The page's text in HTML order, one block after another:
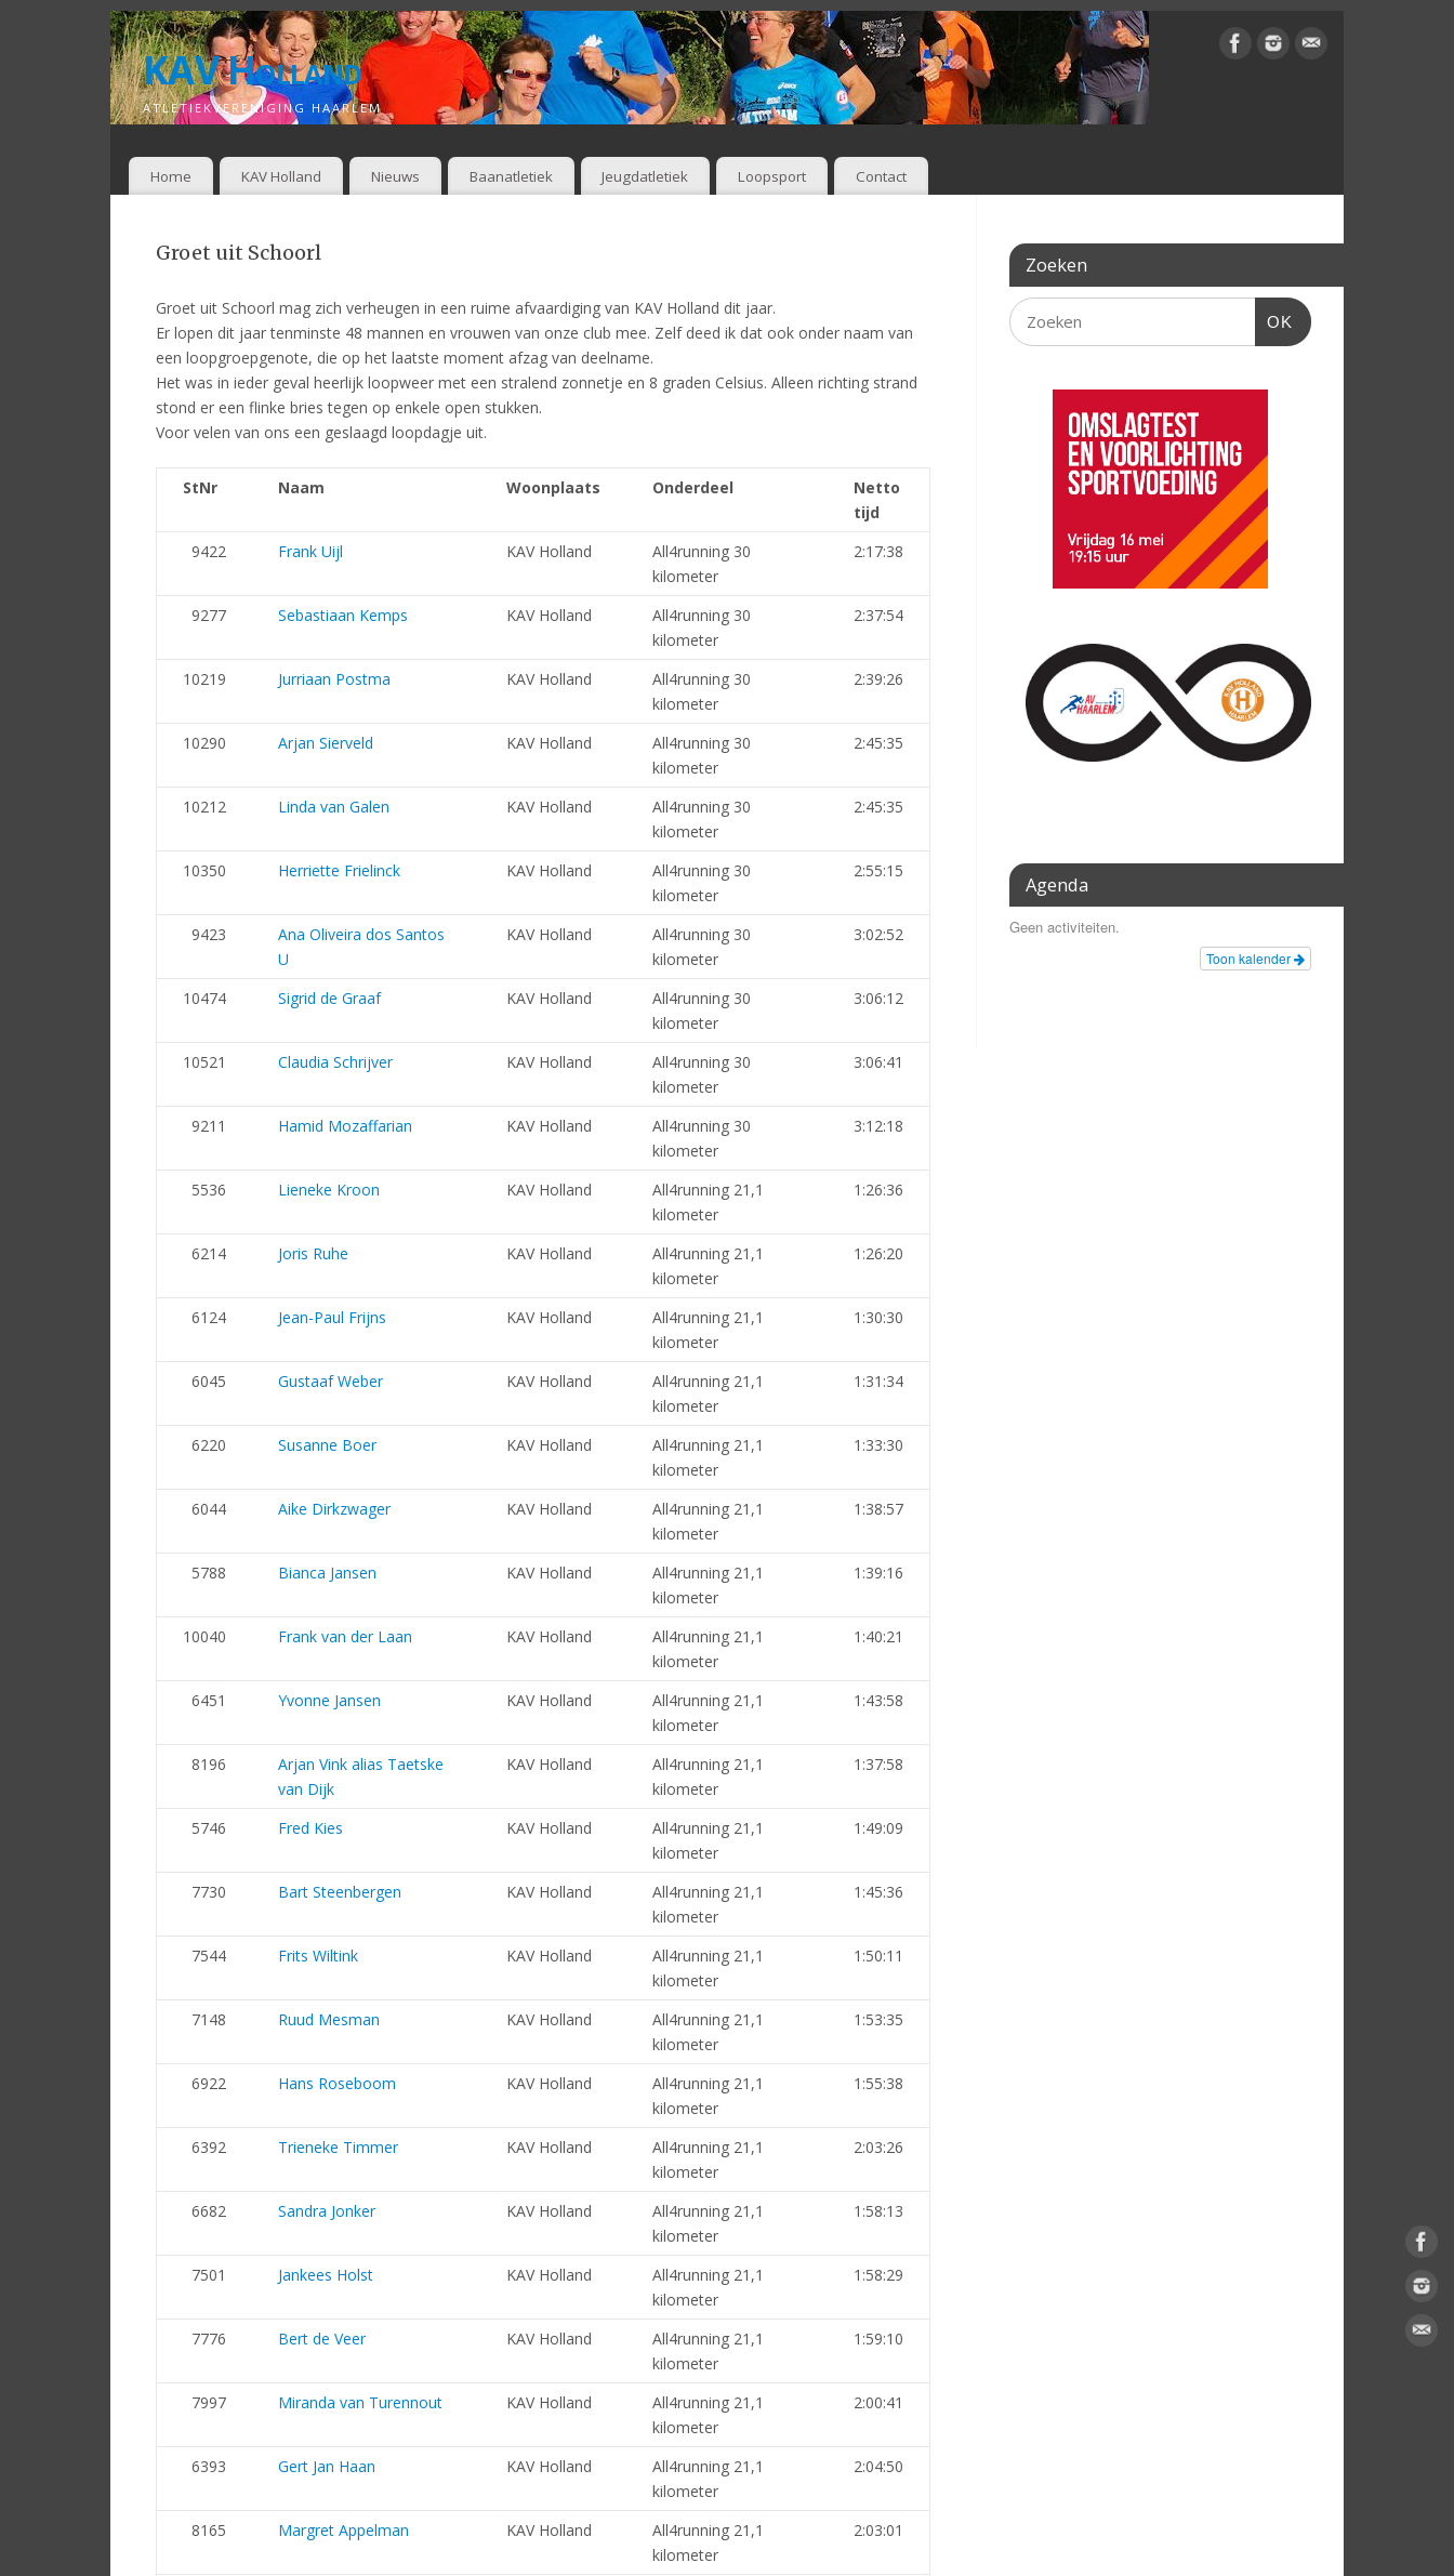
KAV Holland
ATLETIEKVERENIGING HAARLEM
Home KAV Holland Nieuws Baanatletiek Jeugdatletiek Loopsport Contact
Groet uit Schoorl
Groet uit Schoorl mag zich verheugen in een ruime afvaardiging van KAV Holland dit jaar.
Er lopen dit jaar tenminste 48 mannen en vrouwen van onze club mee. Zelf deed ik dat ook onder naam van
een loopgroepgenote, die op het laatste moment afzag van deelname.
Het was in ieder geval heerlijk loopweer met een stralend zonnetje en 8 graden Celsius. Alleen richting strand
stond er een flinke bries tegen op enkele open stukken.
Voor velen van ons een geslaagd loopdagje uit.
StNr Naam Woonplaats Onderdeel
Netto
tijd
9422
Frank Uijl KAV Holland
All4running 30
kilometer
2:17:38
9277 Sebastiaan Kemps KAV Holland
All4running 30
kilometer
2:37:54
10219 Jurriaan Postma KAV Holland
All4running 30
kilometer
2:39:26
10290 Arjan Sierveld KAV Holland
All4running 30
kilometer
2:45:35
10212 Linda van Galen KAV Holland
All4running 30
kilometer
2:45:35
10350 Herriette Frielinck KAV Holland
All4running 30
kilometer
2:55:15
9423
Ana Oliveira dos Santos
U
KAV Holland
All4running 30
kilometer
3:02:52
10474 Sigrid de Graaf KAV Holland
All4running 30
kilometer
3:06:12
10521 Claudia Schrijver KAV Holland
All4running 30
kilometer
3:06:41
9211 Hamid Mozaffarian KAV Holland
All4running 30
kilometer
3:12:18
5536 Lieneke Kroon KAV Holland
All4running 21,1
kilometer
1:26:36
6214 Joris Ruhe KAV Holland
All4running 21,1
kilometer
1:26:20
6124 Jean-Paul Frijns KAV Holland
All4running 21,1
kilometer
1:30:30
6045 Gustaaf Weber KAV Holland
All4running 21,1
kilometer
1:31:34
6220 Susanne Boer KAV Holland
All4running 21,1
kilometer
1:33:30
6044 Aike Dirkzwager KAV Holland
All4running 21,1
kilometer
1:38:57
5788 Bianca Jansen KAV Holland
All4running 21,1
kilometer
1:39:16
10040 Frank van der Laan KAV Holland
All4running 21,1
kilometer
1:40:21
6451 Yvonne Jansen KAV Holland
All4running 21,1
kilometer
1:43:58
8196
Arjan Vink alias Taetske
van Dijk
KAV Holland
All4running 21,1
kilometer
1:37:58
5746 Fred Kies KAV Holland
All4running 21,1
kilometer
1:49:09
7730 Bart Steenbergen KAV Holland
All4running 21,1
kilometer
1:45:36
7544 Frits Wiltink KAV Holland
All4running 21,1
kilometer
1:50:11
7148 Ruud Mesman KAV Holland
All4running 21,1
kilometer
1:53:35
6922 Hans Roseboom KAV Holland
All4running 21,1
kilometer
1:55:38
6392 Trieneke Timmer KAV Holland
All4running 21,1
kilometer
2:03:26
6682 Sandra Jonker KAV Holland
All4running 21,1
kilometer
1:58:13
7501 Jankees Holst KAV Holland
All4running 21,1
kilometer
1:58:29
7776 Bert de Veer KAV Holland
All4running 21,1
kilometer
1:59:10
7997 Miranda van Turennout KAV Holland
All4running 21,1
kilometer
2:00:41
6393 Gert Jan Haan KAV Holland
All4running 21,1
kilometer
2:04:50
8165 Margret Appelman KAV Holland
All4running 21,1
kilometer
2:03:01
Zoeken
OK
Agenda
Geen activiteiten.
Toon kalender